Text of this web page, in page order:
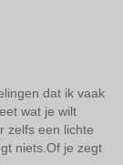
dat ik vaak
wat je wilt
zelfs een lichte
niets.Of je zegt